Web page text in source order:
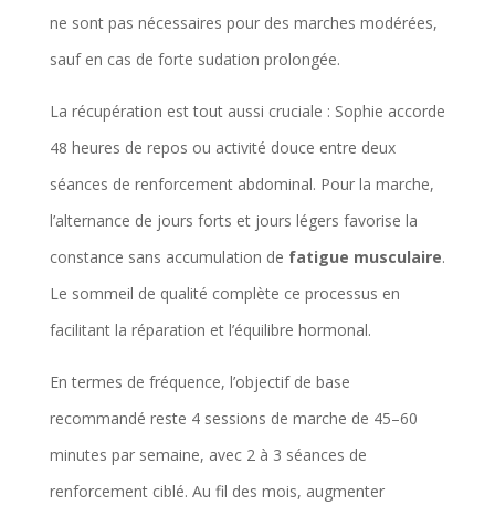
ne sont pas nécessaires pour des marches modérées,
sauf en cas de forte sudation prolongée.
La récupération est tout aussi cruciale : Sophie accorde
48 heures de repos ou activité douce entre deux
séances de renforcement abdominal. Pour la marche,
l’alternance de jours forts et jours légers favorise la
constance sans accumulation de fatigue musculaire.
Le sommeil de qualité complète ce processus en
facilitant la réparation et l’équilibre hormonal.
En termes de fréquence, l’objectif de base
recommandé reste 4 sessions de marche de 45–60
minutes par semaine, avec 2 à 3 séances de
renforcement ciblé. Au fil des mois, augmenter